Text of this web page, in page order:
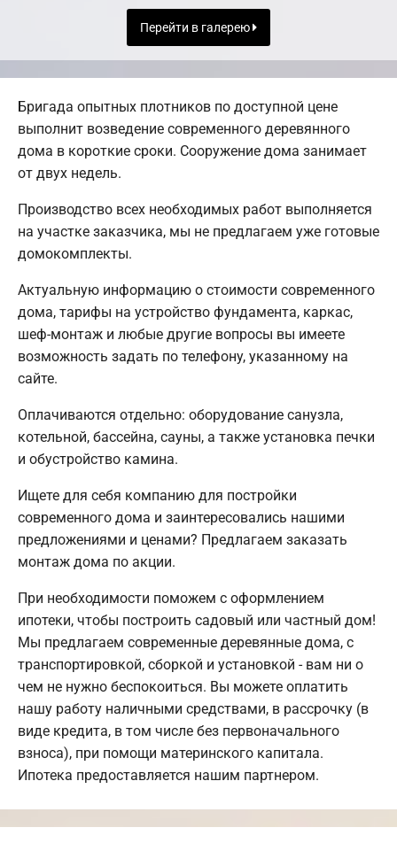
Перейти в галерею
Бригада опытных плотников по доступной цене
выполнит возведение современного деревянного
дома в короткие сроки. Сооружение дома занимает
от двух недель.
Производство всех необходимых работ выполняется
на участке заказчика, мы не предлагаем уже готовые
домокомплекты.
Актуальную информацию о стоимости современного
дома, тарифы на устройство фундамента, каркас,
шеф-монтаж и любые другие вопросы вы имеете
возможность задать по телефону, указанному на
сайте.
Оплачиваются отдельно: оборудование санузла,
котельной, бассейна, сауны, а также установка печки
и обустройство камина.
Ищете для себя компанию для постройки
современного дома и заинтересовались нашими
предложениями и ценами? Предлагаем заказать
монтаж дома по акции.
При необходимости поможем с оформлением
ипотеки, чтобы построить садовый или частный дом!
Мы предлагаем современные деревянные дома, с
транспортировкой, сборкой и установкой - вам ни о
чем не нужно беспокоиться. Вы можете оплатить
нашу работу наличными средствами, в рассрочку (в
виде кредита, в том числе без первоначального
взноса), при помощи материнского капитала.
Ипотека предоставляется нашим партнером.